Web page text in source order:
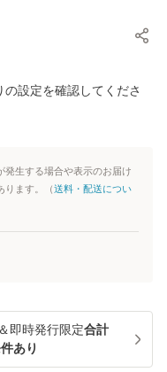
設定を確認してくださ
生する場合や表示のお届け
ります。（送料・配送につい
即時発行限定合計
あり